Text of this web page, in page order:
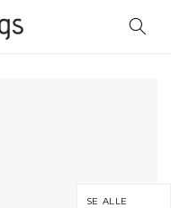
SE ALLE